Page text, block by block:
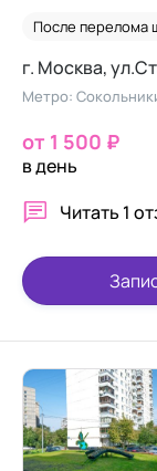
После перелома
г. Москва,
Метро:
от 1 500 ₽
в день
Читать 1